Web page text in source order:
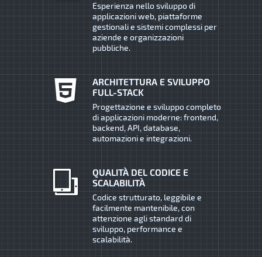
Esperienza nello sviluppo di
applicazioni web, piattaforme
gestionali e sistemi complessi per
aziende e organizzazioni
pubbliche.
ARCHITETTURA E SVILUPPO
FULL-STACK
Progettazione e sviluppo completo
di applicazioni moderne: frontend,
backend, API, database,
automazioni e integrazioni.
QUALITÀ DEL CODICE E
SCALABILITÀ
Codice strutturato, leggibile e
facilmente mantenibile, con
attenzione agli standard di
sviluppo, performance e
scalabilità.